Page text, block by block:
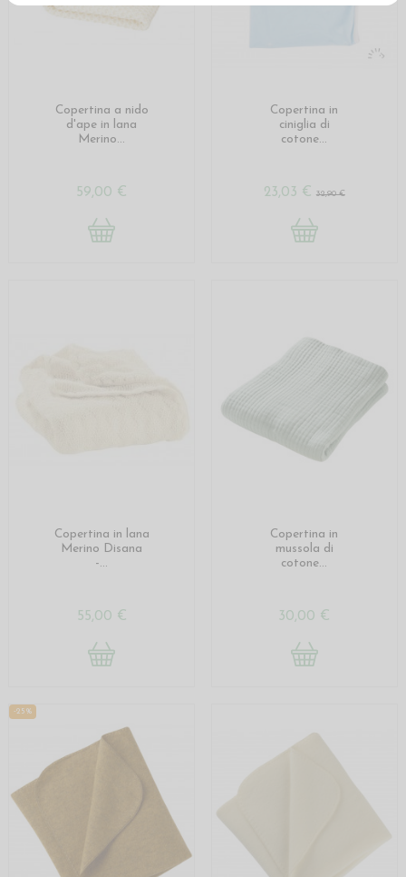
Copertina a nido
d'ape in lana
Merino...
59,00 €
Copertina in
ciniglia di
cotone...
23,03 € 32,90 €
Copertina in lana
Merino Disana
-...
55,00 €
Copertina in
mussola di
cotone...
30,00 €
-25%